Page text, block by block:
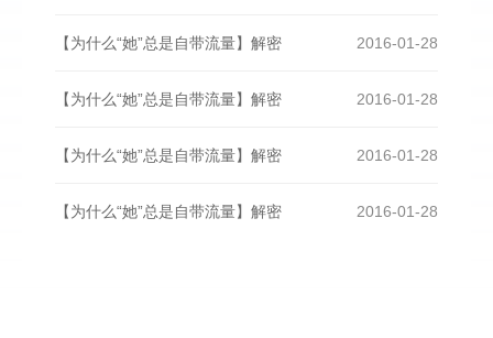
2016-01-28
【为什么“她”总是自带流量】解密
2016-01-28
【为什么“她”总是自带流量】解密
2016-01-28
【为什么“她”总是自带流量】解密
2016-01-28
【为什么“她”总是自带流量】解密